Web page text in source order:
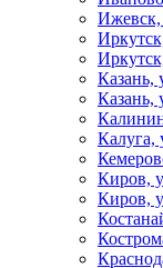
Казань,
Казань,
Калуга,
Киров,
Киров,